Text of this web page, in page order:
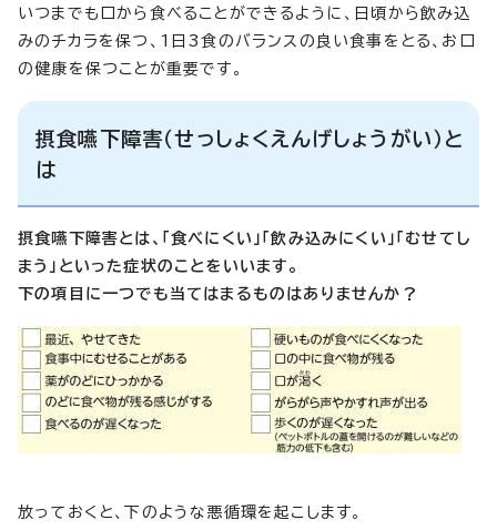
いつまでも口から食べることができるように、日頃から飲み込
みのチカラを保つ、1日3食のバランスの良い食事をとる、お口
の健康を保つことが重要です。
摂食嚥下障害（せっしょくえんげしょうがい）と
は
摂食嚥下障害とは、「食べにくい」「飲み込みにくい」「むせてし
まう」といった症状のことをいいます。
下の項目に一つでも当てはまるものはありませんか？
放っておくと、下のような悪循環を起こします。